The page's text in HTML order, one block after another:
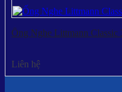
Ống Nghe Littmann Classic
Liên hệ